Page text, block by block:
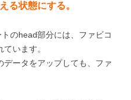
る状態にする。
のhead部分には、ファビコ
います。
データをアップしても、ファ